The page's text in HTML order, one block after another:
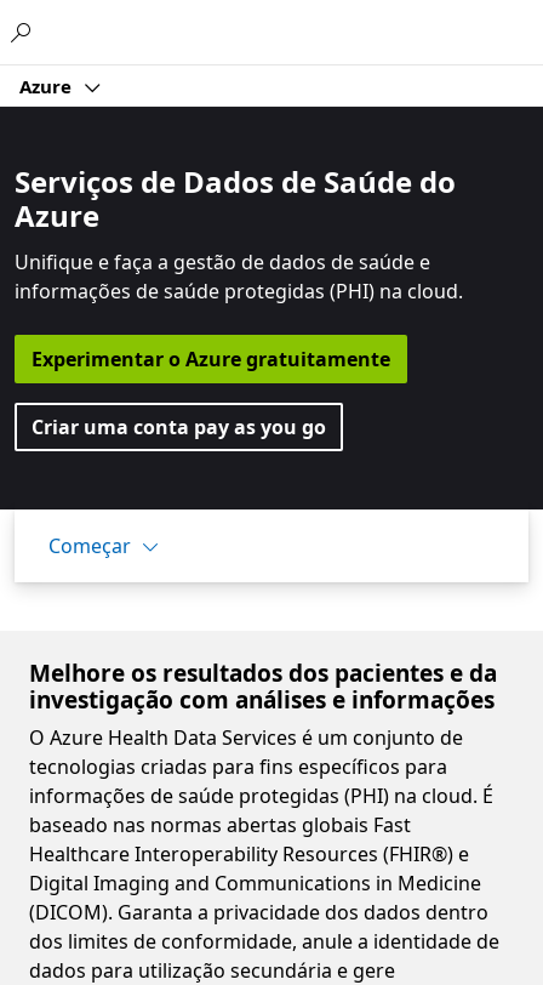
Azure
Serviços de Dados de Saúde do
Azure
Unifique e faça a gestão de dados de saúde e
informações de saúde protegidas (PHI) na cloud.
Experimentar o Azure gratuitamente
Criar uma conta pay as you go
Começar
Melhore os resultados dos pacientes e da
investigação com análises e informações
O Azure Health Data Services é um conjunto de
tecnologias criadas para fins específicos para
informações de saúde protegidas (PHI) na cloud. É
baseado nas normas abertas globais Fast
Healthcare Interoperability Resources (FHIR®) e
Digital Imaging and Communications in Medicine
(DICOM). Garanta a privacidade dos dados dentro
dos limites de conformidade, anule a identidade de
dados para utilização secundária e gere